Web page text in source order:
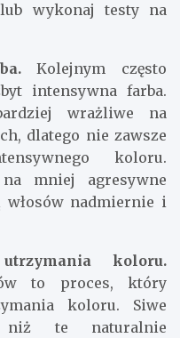
wykonaj testy na
Kolejnym często
intensywna farba.
wrażliwe na
dlatego nie zawsze
koloru.
mniej agresywne
nadmiernie i
koloru.
to proces, który
koloru. Siwe
niż te naturalnie